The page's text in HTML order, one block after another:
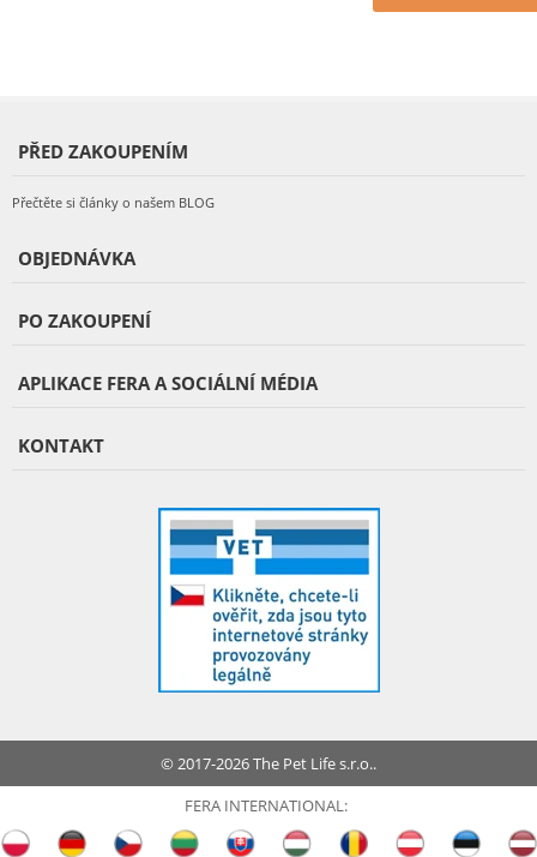
PŘED ZAKOUPENÍM
Přečtěte si články o našem BLOG
OBJEDNÁVKA
PO ZAKOUPENÍ
APLIKACE FERA A SOCIÁLNÍ MÉDIA
KONTAKT
© 2017-2026 The Pet Life s.r.o..
FERA INTERNATIONAL: